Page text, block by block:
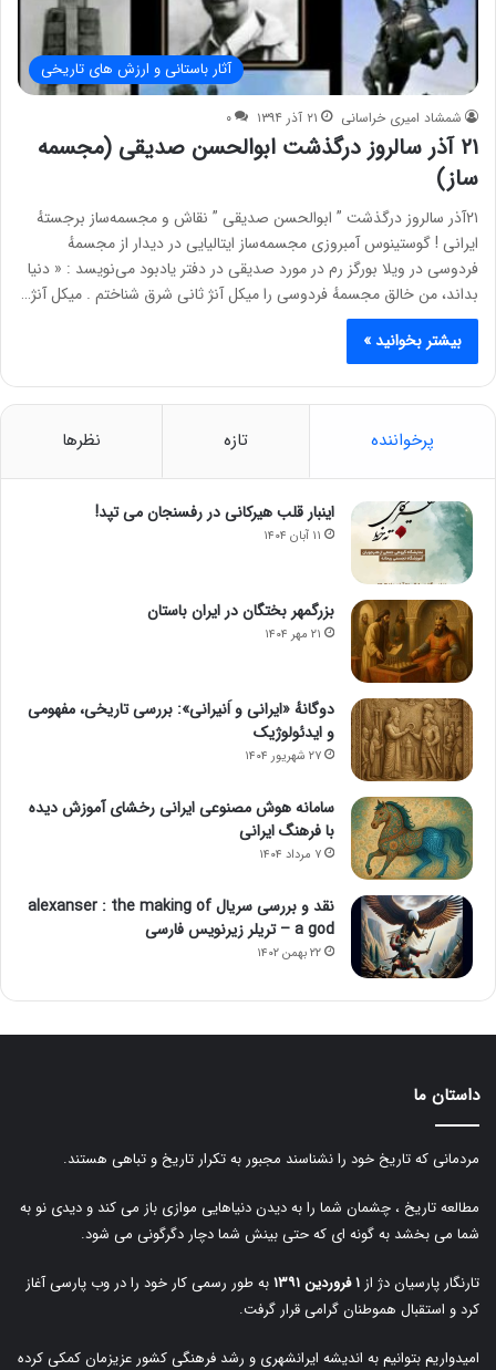
آثار باستانی و ارزش های تاریخی
شمشاد امیری خراسانی ۲۱ آذر ۱۳۹۴ ۰
۲۱ آذر سالروز درگذشت ﺍﺑﻮﺍﻟﺤﺴﻦ ﺻﺪﯾﻘﯽ (مجسمه
ساز)
۲۱ﺁﺫﺭ ﺳﺎﻟﺮﻭﺯ ﺩﺭﮔﺬﺷﺖ ” ﺍﺑﻮﺍﻟﺤﺴﻦ ﺻﺪﯾﻘﯽ ” ﻧﻘﺎﺵ ﻭ ﻣﺠﺴﻤﻪﺳﺎﺯ ﺑﺮﺟﺴﺘﻪٔ
ﺍﯾﺮﺍﻧﯽ ! ﮔﻮﺳﺘﯿﻨﻮﺱ ﺁﻣﺒﺮﻭﺯﯼ ﻣﺠﺴﻤﻪﺳﺎﺯ ﺍﯾﺘﺎﻟﯿﺎﯾﯽ ﺩﺭ ﺩﯾﺪﺍﺭ ﺍﺯ ﻣﺠﺴﻤﻪٔ
ﻓﺮﺩﻭﺳﯽ ﺩﺭ ﻭﯾﻼ ﺑﻮﺭﮔﺰ ﺭﻡ ﺩﺭ ﻣﻮﺭﺩ ﺻﺪﯾﻘﯽ ﺩﺭ ﺩﻓﺘﺮ ﯾﺎﺩﺑﻮﺩ ﻣﯽﻧﻮﯾﺴﺪ : ‏« ﺩﻧﯿﺎ
ﺑﺪﺍﻧﺪ، ﻣﻦ ﺧﺎﻟﻖ ﻣﺠﺴﻤﻪٔ ﻓﺮﺩﻭﺳﯽ ﺭﺍ ﻣﯿﮑﻞ ﺁﻧﮋ ﺛﺎﻧﯽ ﺷﺮﻕ ﺷﻨﺎﺧﺘﻢ . ﻣﯿﮑﻞ ﺁﻧﮋ…
بیشتر بخوانید »
پرخواننده تازه نظرها
اینبار قلب هیرکانی در رفسنجان می تپد!
۱۱ آبان ۱۴۰۴
بزرگمهر بختگان در ایران باستان
۲۱ مهر ۱۴۰۴
دوگانهٔ «ایرانی و اَنیرانی»: بررسی تاریخی، مفهومی
و ایدئولوژیک
۲۷ شهریور ۱۴۰۴
سامانه هوش مصنوعی ایرانی رخشای آموزش دیده
با فرهنگ ایرانی
۷ مرداد ۱۴۰۴
نقد و بررسی سریال alexanser : the making of
a god – تریلر زیرنویس فارسی
۲۲ بهمن ۱۴۰۲
داستان ما
مردمانی که تاریخ خود را نشناسند مجبور به تکرار تاریخ و تباهی هستند.
مطالعه تاریخ ، چشمان شما را به دیدن دنیاهایی موازی باز می کند و دیدی نو به
شما می بخشد به گونه ای که حتی بینش شما دچار دگرگونی می شود.
تارنگار پارسیان دژ از ۱ فروردین ۱۳۹۱
به طور رسمی کار خود را در وب پارسی آغاز
کرد و استقبال هموطنان گرامی قرار گرفت.
امیدواریم بتوانیم به اندیشه ایرانشهری و رشد فرهنگی کشور عزیزمان کمکی کرده